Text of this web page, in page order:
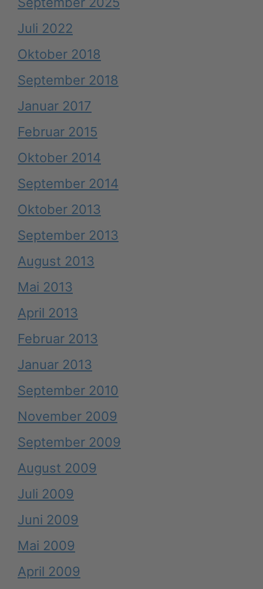
Juli 2022
Oktober 2018
September 2018
Januar 2017
Februar 2015
Oktober 2014
September 2014
Oktober 2013
September 2013
August 2013
Mai 2013
April 2013
Februar 2013
Januar 2013
September 2010
November 2009
September 2009
August 2009
Juli 2009
Juni 2009
Mai 2009
April 2009